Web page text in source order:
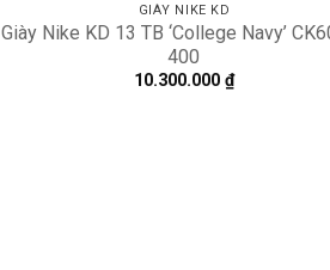
GIÀY NIKE KD
Giày Nike KD 13 TB ‘College Navy’
400
10.300.000 ₫